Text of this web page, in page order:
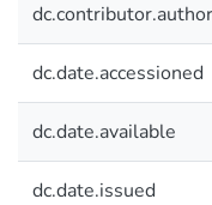
dc.contributor.author
dc.date.accessioned
dc.date.available
dc.date.issued